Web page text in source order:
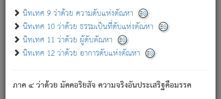
นิทเทศ 9 ว่าด้วย ความดับแห่งตัณหา
นิทเทศ 10 ว่าด้วย ธรรมเป็นที่ดับแห่งตัณหา
นิทเทศ 11 ว่าด้วย ผู้ดับตัณหา
นิทเทศ 12 ว่าด้วย อาการดับแห่งตัณหา
ภาค ๔ ว่าด้วย มัคคอริยสัจ ความจริงอันประเสริฐคือมรรค
- อุ.ขุ. ๒๕/๑๒๑/๘๔.
(ข้อความนี้ เป็นพระพุทธอุทานที่ทรงเปล่งออก ที่โคนต้นโพธิ์
เป็นที่ตรัสรู้ เมื่อตรัสรู้แล้วได้ 7 วัน)